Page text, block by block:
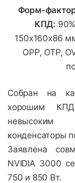
Форм-
КПД:
150х160х86
OPP, OTP,
Собран на
хорошим
невысоким
конденсаторы
Заявлена
NVIDIA 3000
750 и 850 Вт.